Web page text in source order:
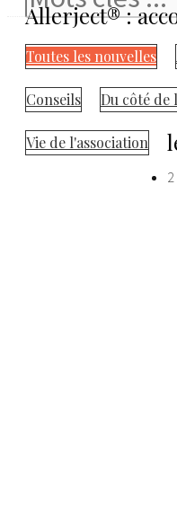
Toutes les nouvelles
Conseils Du côté de
Vie de l'association
Allerject® :